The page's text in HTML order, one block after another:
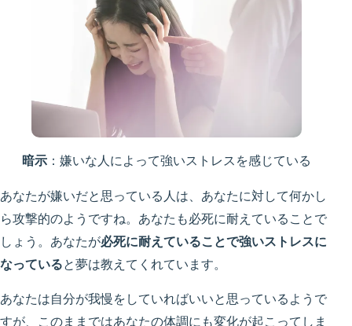
暗示 ：嫌いな人によって強いストレスを感じている
あなたが嫌いだと思っている人は、あなたに対して何かし
ら攻撃的のようですね。あなたも必死に耐えていることで
しょう。あなたが必死に耐えていることで強いストレスに
なっていると夢は教えてくれています。
あなたは自分が我慢をしていればいいと思っているようで
すが、このままではあなたの体調にも変化が起こってしま